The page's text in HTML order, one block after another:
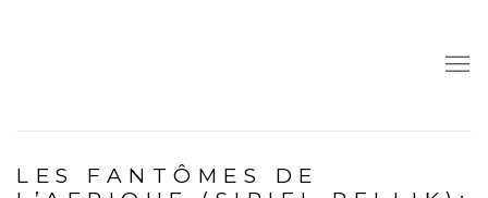
LES FANTÔMES DE